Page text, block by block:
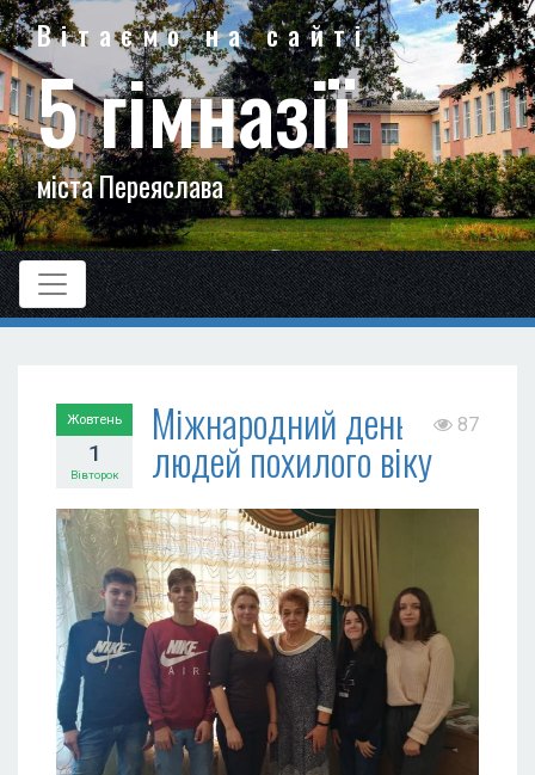
Вітаємо на сайті
5 гімназії
міста Переяслава
Жовтень
1
Вівторок
Міжнародний день
людей похилого віку
87